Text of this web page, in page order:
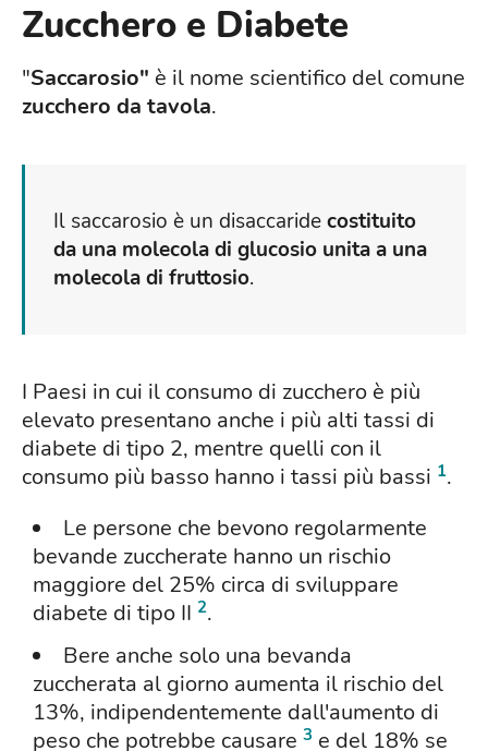
Zucchero e Diabete
"Saccarosio" è il nome scientifico del comune
zucchero da tavola.
Il saccarosio è un disaccaridecostituito
da una molecola di glucosio unita a una
molecola di fruttosio.
I Paesi in cui il consumo di zucchero è più
elevato presentano anche i più alti tassi di
diabete di tipo 2, mentre quelli con il
consumo più basso hanno i tassi più bassi 1.
Le persone che bevono regolarmente
bevande zuccherate hanno un rischio
maggiore del 25% circa di sviluppare
diabete di tipo II 2.
Bere anche solo una bevanda
zuccherata al giorno aumenta il rischio del
13%, indipendentemente dall'aumento di
peso che potrebbe causare 3 e del 18% se